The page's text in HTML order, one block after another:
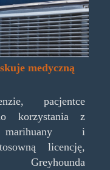
medyczną
pacjentce
korzystania z
marihuany i
licencję,